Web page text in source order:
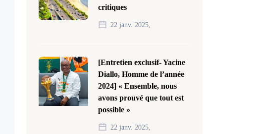
critiques
22 janv. 2025,
[Entretien exclusif- Yacine
Diallo, Homme de l’année
2024] « Ensemble, nous
avons prouvé que tout est
possible »
22 janv. 2025,